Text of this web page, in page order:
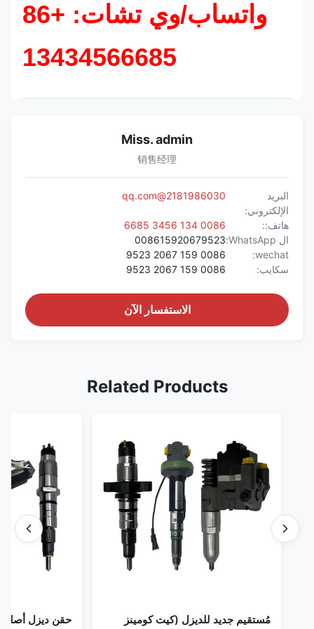
واتساب/وي تشات: +86
13434566685
Miss. admin
销售经理
البريد
الإلكتروني:
2181986030@qq.com
هاتف::
0086 134 3456 6685
ال WhatsApp:
008615920679523
wechat:
0086 159 2067 9523
سكايب:
0086 159 2067 9523
الاستفسار الآن
Related Products
مُستقيم جديد للديزل (كيت كومينز
حقن ديزل